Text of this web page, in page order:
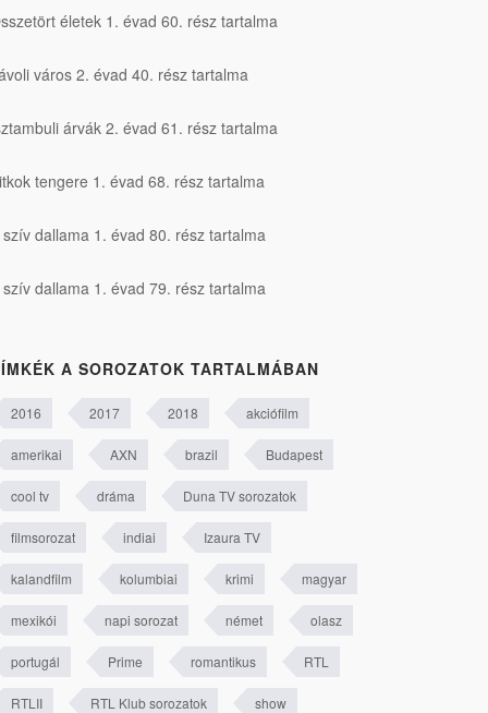
életek 1. évad 60. rész tartalma
város 2. évad 40. rész tartalma
árvák 2. évad 61. rész tartalma
tengere 1. évad 68. rész tartalma
szív dallama 1. évad 80. rész tartalma
szív dallama 1. évad 79. rész tartalma
A SOROZATOK TARTALMÁBAN
2016 2017 2018 akciófilm
amerikai AXN brazil Budapest
cool tv dráma Duna TV sorozatok
filmsorozat indiai Izaura TV
kalandfilm kolumbiai krimi magyar
mexikói napi sorozat német olasz
portugál Prime romantikus RTL
RTLII RTL Klub sorozatok show